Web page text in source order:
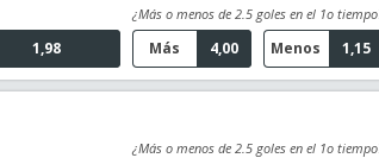
1,98
¿Más o menos de 2.5 goles en el 1o
4,00
Más 1,15
Menos
¿Más o menos de 2.5 goles en el 1o